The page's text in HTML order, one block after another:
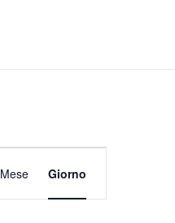
Evento
Viste
Navigazione
Mese Giorno